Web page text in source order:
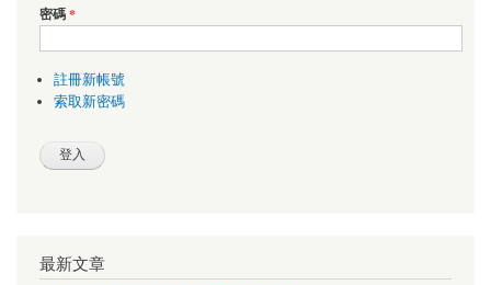
密碼*
註冊新帳號
索取新密碼
最新文章